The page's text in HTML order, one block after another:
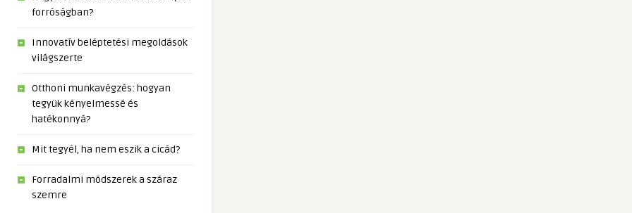
forróságban?
Innovatív beléptetési megoldások
világszerte
Otthoni munkavégzés: hogyan
tegyük kényelmessé és
hatékonnyá?
Mit tegyél, ha nem eszik a cicád?
Forradalmi módszerek a száraz
szemre